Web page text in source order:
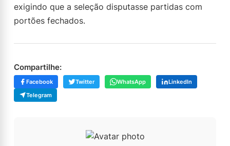
exigindo que a seleção disputasse partidas com
portões fechados.
Compartilhe:
Facebook Twitter WhatsApp
LinkedIn
Telegram